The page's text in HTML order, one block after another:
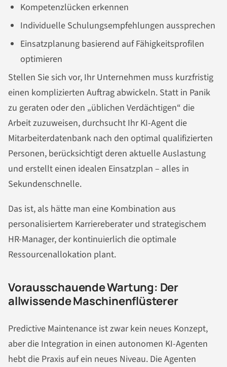
Kompetenzlücken erkennen
Individuelle Schulungsempfehlungen aussprechen
Einsatzplanung basierend auf Fähigkeitsprofilen
optimieren
Stellen Sie sich vor, Ihr Unternehmen muss kurzfristig
einen komplizierten Auftrag abwickeln. Statt in Panik
zu geraten oder den „üblichen Verdächtigen“ die
Arbeit zuzuweisen, durchsucht Ihr KI-Agent die
Mitarbeiterdatenbank nach den optimal qualifizierten
Personen, berücksichtigt deren aktuelle Auslastung
und erstellt einen idealen Einsatzplan – alles in
Sekundenschnelle.
Das ist, als hätte man eine Kombination aus
personalisiertem Karriereberater und strategischem
HR-Manager, der kontinuierlich die optimale
Ressourcenallokation plant.
Vorausschauende Wartung: Der
allwissende Maschinenflüsterer
Predictive Maintenance ist zwar kein neues Konzept,
aber die Integration in einen autonomen KI-Agenten
hebt die Praxis auf ein neues Niveau. Die Agenten